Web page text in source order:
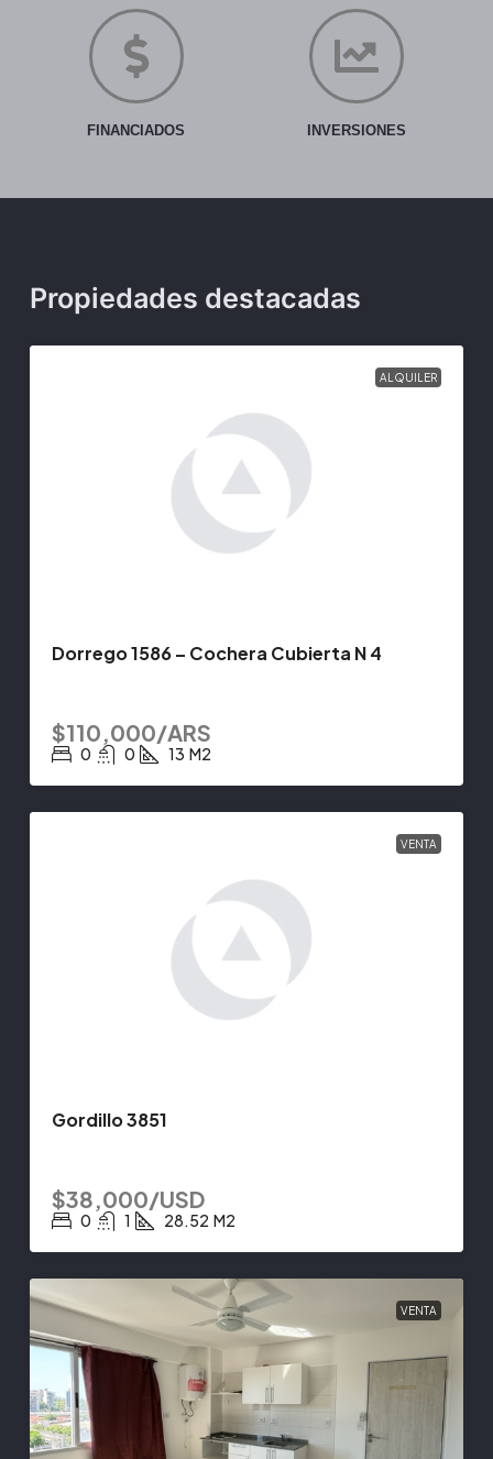
FINANCIADOS INVERSIONES
Propiedades destacadas
ALQUILER
Dorrego 1586 – Cochera Cubierta N 4
$110,000/ARS
0 0 13 M2
VENTA
Gordillo 3851
$38,000/USD
0 1 28.52 M2
VENTA